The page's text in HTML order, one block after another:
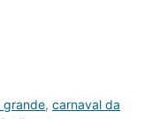
grande, carnaval da